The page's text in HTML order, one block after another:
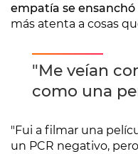
empatía se ensanchó
más atenta a cosas
"Me veían
como una
"Fui a filmar una
un PCR negativo,